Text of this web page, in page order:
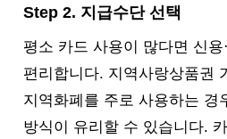
Step 2. 지급수단 선택
평소 카드 사용이 많다면 신용
편리합니다. 지역사랑상품권
지역화폐를 주로 사용하는 경
방식이 유리할 수 있습니다.